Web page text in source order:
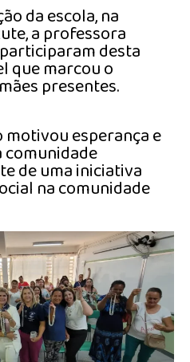
da escola, na
a professora
desta
que marcou o
presentes.
esperança e
de uma iniciativa
na comunidade